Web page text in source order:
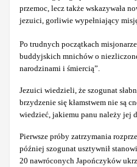
przemoc, lecz także wskazywała
jezuici, gorliwie wypełniający
Po trudnych początkach
buddyjskich mnichów o
narodzinami i śmiercią”.
Jezuici wiedzieli, że szogunat
brzydzenie się kłamstwem nie są
wiedzieć, jakiemu panu należy jej
Pierwsze próby zatrzymania
później szogunat usztywnił
20 nawróconych Japończyków